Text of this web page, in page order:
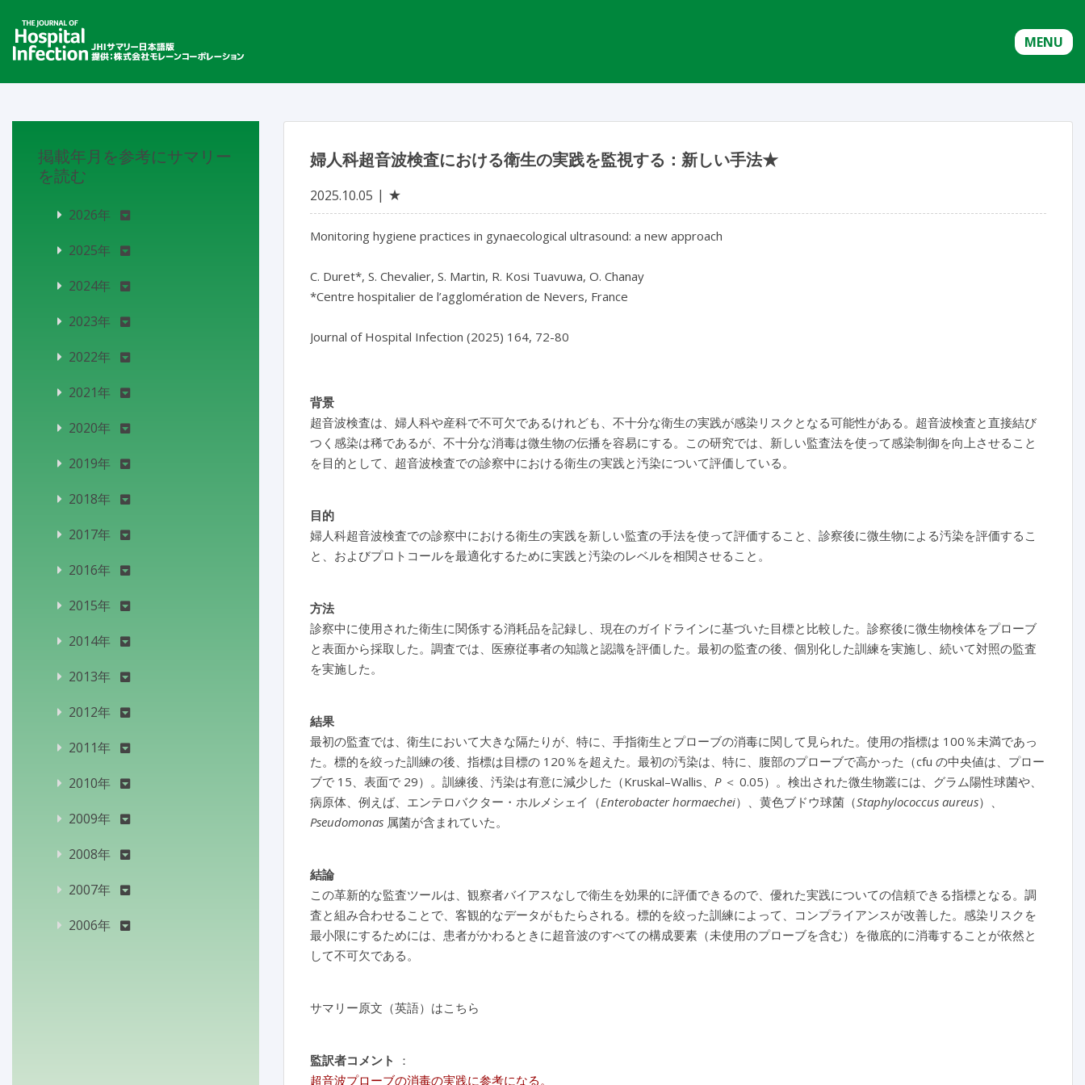
MENU
婦人科超音波検査における衛生の実践を監視する：新しい手法★
2025.10.05 ★
Monitoring hygiene practices in gynaecological ultrasound: a new approach
C. Duret*, S. Chevalier, S. Martin, R. Kosi Tuavuwa, O. Chanay
*Centre hospitalier de l’agglomération de Nevers, France
背景
超音波検査は、婦人科や産科で不可欠であるけれども、不十分な衛生の実践が感染リスクとなる可能性がある。超音波検査と直接結び
つく感染は稀であるが、不十分な消毒は微生物の伝播を容易にする。この研究では、新しい監査法を使って感染制御を向上させること
を目的として、超音波検査での診察中における衛生の実践と汚染について評価している。
目的
婦人科超音波検査での診察中における衛生の実践を新しい監査の手法を使って評価すること、診察後に微生物による汚染を評価するこ
と、およびプロトコールを最適化するために実践と汚染のレベルを相関させること。
方法
診察中に使用された衛生に関係する消耗品を記録し、現在のガイドラインに基づいた目標と比較した。診察後に微生物検体をプローブ
と表面から採取した。調査では、医療従事者の知識と認識を評価した。最初の監査の後、個別化した訓練を実施し、続いて対照の監査
を実施した。
結果
最初の監査では、衛生において大きな隔たりが、特に、手指衛生とプローブの消毒に関して見られた。使用の指標は 100％未満であっ
た。標的を絞った訓練の後、指標は目標の 120％を超えた。最初の汚染は、特に、腹部のプローブで高かった（cfu の中央値は、プロー
ブで 15、表面で 29）。訓練後、汚染は有意に減少した（Kruskal–Wallis、 P ＜ 0.05）。検出された微生物叢には、グラム陽性球菌や、
病原体、例えば、エンテロバクター・ホルメシェイ（Enterobacter hormaechei）、黄色ブドウ球菌（Staphylococcus aureus）、
Pseudomonas 属菌が含まれていた。
結論
この革新的な監査ツールは、観察者バイアスなしで衛生を効果的に評価できるので、優れた実践についての信頼できる指標となる。調
査と組み合わせることで、客観的なデータがもたらされる。標的を絞った訓練によって、コンプライアンスが改善した。感染リスクを
最小限にするためには、患者がかわるときに超音波のすべての構成要素（未使用のプローブを含む）を徹底的に消毒することが依然と
して不可欠である。
サマリー原文（英語）はこちら
監訳者コメント
：
超音波プローブの消毒の実践に参考になる。
掲載年月を参考にサマリー
を読む
2026年
2025年
2024年
2023年
2022年
2021年
2020年
2019年
2018年
2017年
2016年
2015年
2014年
2013年
2012年
2011年
2010年
2009年
2008年
2007年
2006年